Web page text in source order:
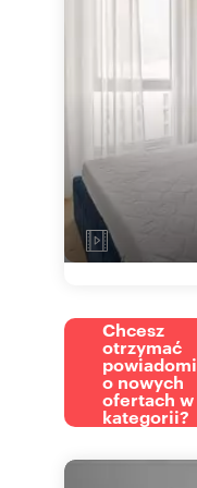
Chcesz
otrzymać
o nowych
ofertach
kategorii?